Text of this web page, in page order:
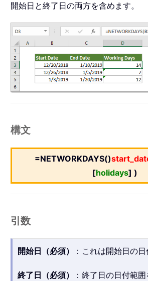
開始日と終了日の両方を含めます。
構文
=NETWORKDAYS()
[holidays] )
引数
開始日（必須） ：これは開始日の日
終了日（必須） ：終了日の日付範囲